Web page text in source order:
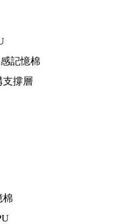
記憶棉
撐層
棉